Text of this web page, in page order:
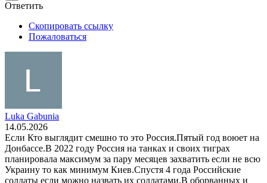
Ответить
Скопировать ссылку
Пожаловаться
Luka Gabunia
14.05.2026
Если Кто выглядит смешно то это Россия.Пятый год воюет на
Донбассе.В 2022 году Россия на танках и своих тиграх
планировала максимум за пару месяцев захватить если не всю
Украину то как минимум Киев.Спустя 4 года Российские
солдаты если можно назвать их солдатами.В оборванных и